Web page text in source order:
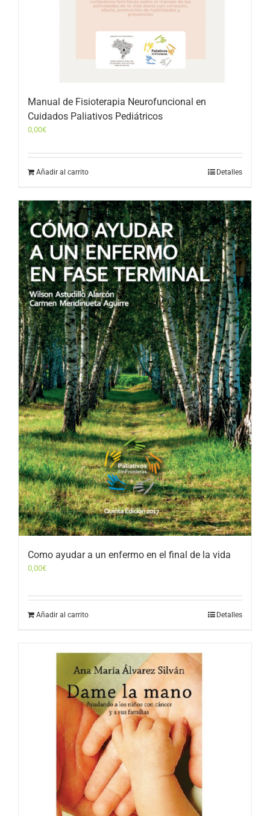
Manual de Fisioterapia Neurofuncional en
Cuidados Paliativos Pediátricos
0,00€
Añadir al carrito Detalles
Como ayudar a un enfermo en el final de la vida
0,00€
Añadir al carrito Detalles